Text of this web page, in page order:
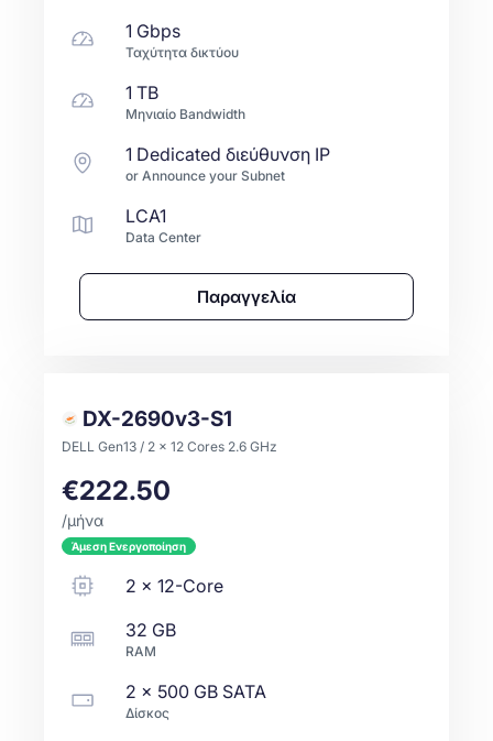
1 Gbps
Ταχύτητα δικτύου
1 TB
Μηνιαίο Bandwidth
1 Dedicated διεύθυνση IP
or Announce your Subnet
LCA1
Data Center
Παραγγελία
DX-2690v3-S1
DELL Gen13 / 2 x 12 Cores 2.6 GHz
€222.50
/μήνα
Άμεση Ενεργοποίηση
2 x 12-Core
32 GB
RAM
2 x 500 GB SATA
Δίσκος